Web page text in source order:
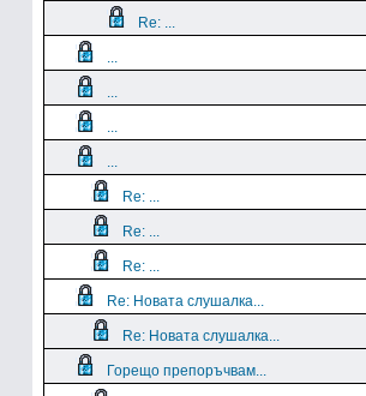
Re: ...
...
...
...
...
Re: ...
Re: ...
Re: ...
Re: Новата слушалка...
Re: Новата слушалка...
Горещо препоръчвам...